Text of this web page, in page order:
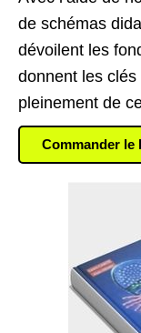
de schémas
dévoilent les
donnent les
pleinement de
Commander le